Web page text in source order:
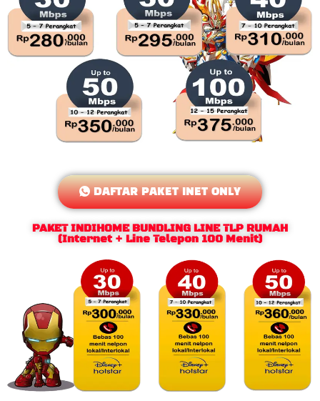
DAFTAR PAKET INET ONLY
PAKET INDIHOME BUNDLING LINE TLP RUMAH
(Internet + Line Telepon 100 Menit)